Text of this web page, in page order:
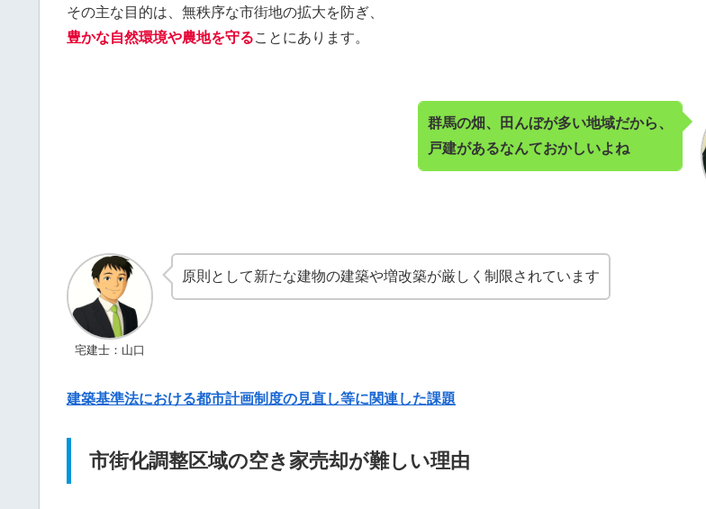
その主な目的は、無秩序な市街地の拡大を防ぎ、
豊かな自然環境や農地を守ることにあります。
群馬の畑、田んぼが多い地域だから、
戸建があるなんておかしいよね
宅建士：山口
原則として新たな建物の建築や増改築が厳しく制限されています
建築基準法における都市計画制度の見直し等に関連した課題
市街化調整区域の空き家売却が難しい理由